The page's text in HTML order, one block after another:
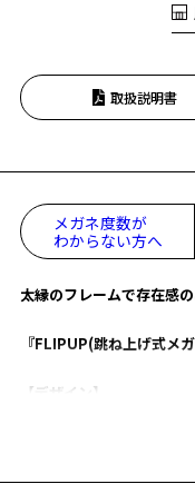
取扱説明書
メガネ度数が
わからない方へ
太縁のフレームで存在感
『FLIPUP(跳ね上げ式メガ
【デザイン】
普段はフロントを下げて